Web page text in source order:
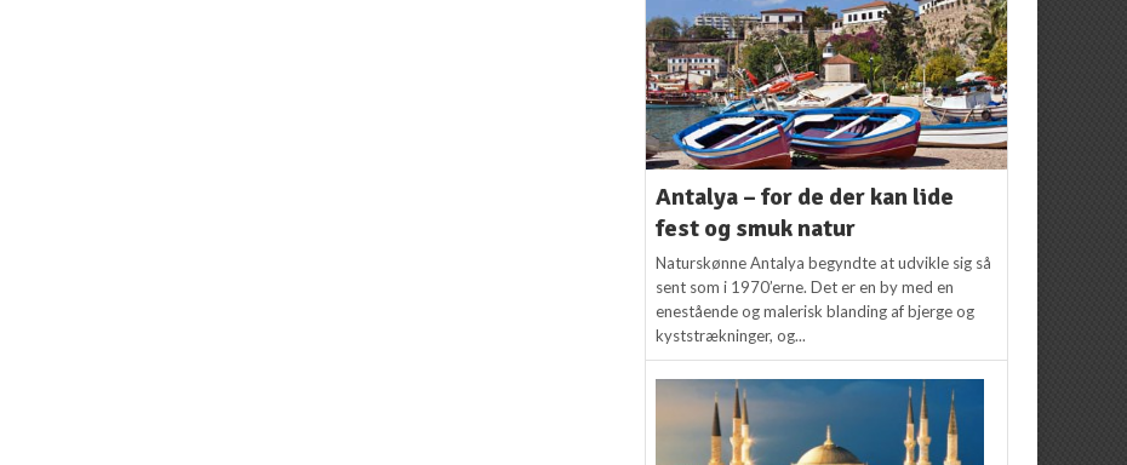
Antalya – for de der kan lide
fest og smuk natur
Naturskønne Antalya begyndte at udvikle sig så
sent som i 1970’erne. Det er en by med en
enestående og malerisk blanding af bjerge og
kyststrækninger, og...